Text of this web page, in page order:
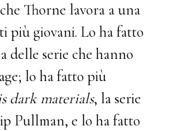
Thorne lavora a una
più giovani. Lo ha fatto
delle serie che hanno
lo ha fatto più
dark materials, la serie
Pullman, e lo ha fatto